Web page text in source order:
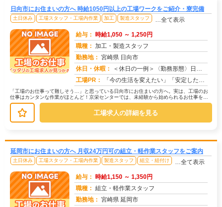
日向市にお住まいの方へ 時給1050円以上の工場ワークをご紹介・寮完備
土日休み 工場スタッフ・工場内作業 加工 製造スタッフ …全て表示
給与： 時給1,050 ～ 1,250円
職種： 加工・製造スタッフ
勤務地： 宮崎県 日向市
休日・休暇：
＜休日の一例＞〈勤務形態〉日勤〈休日〉土日★ＧＷ・夏季・冬季・年末年始休暇あり★有給休暇あり※配属先により休日・勤...
工場PR：
「今の生活を変えたい」「安定した収入がほしい」そんなあなたの想いに応えます。株式会社京栄センターは、工場・製造業に...
「工場のお仕事って難しそう…」と思っている日向市にお住まいの方へ。実は、工場のお
仕事はカンタンな作業がほとんど！京栄センターでは、未経験から始められるお仕事を多
数ご紹介しています。たとえばこんな...
工場求人の詳細を見る
延岡市にお住まいの方へ 月収24万円可の組立・軽作業スタッフをご案内
土日休み 工場スタッフ・工場内作業 製造スタッフ 組立・組付け …全て表示
給与： 時給1,150 ～ 1,350円
職種： 組立・軽作業スタッフ
勤務地： 宮崎県 延岡市